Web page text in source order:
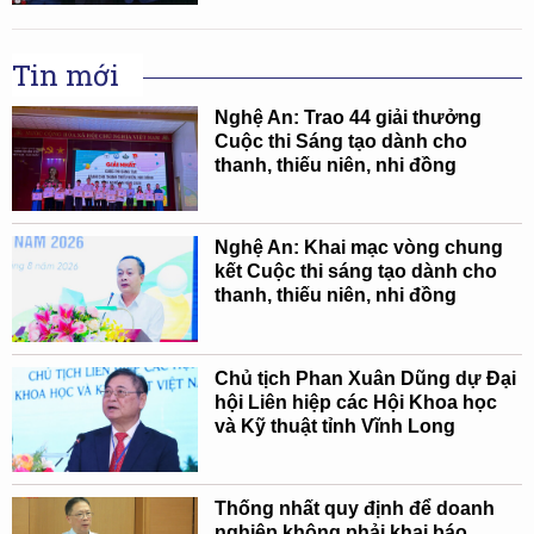
Tin mới
Nghệ An: Trao 44 giải thưởng
Cuộc thi Sáng tạo dành cho
thanh, thiếu niên, nhi đồng
Nghệ An: Khai mạc vòng chung
kết Cuộc thi sáng tạo dành cho
thanh, thiếu niên, nhi đồng
Chủ tịch Phan Xuân Dũng dự Đại
hội Liên hiệp các Hội Khoa học
và Kỹ thuật tỉnh Vĩnh Long
Thống nhất quy định để doanh